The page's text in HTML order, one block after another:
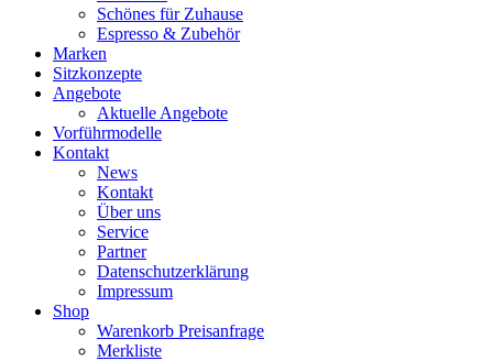
Schönes für Zuhause
Espresso & Zubehör
Marken
Sitzkonzepte
Angebote
Aktuelle Angebote
Vorführmodelle
Kontakt
News
Kontakt
Über uns
Service
Partner
Datenschutzerklärung
Impressum
Shop
Warenkorb Preisanfrage
Merkliste